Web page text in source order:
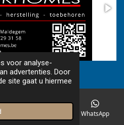
voor analyse-
advertenties. Door
site gaat u hiermee
WhatsApp